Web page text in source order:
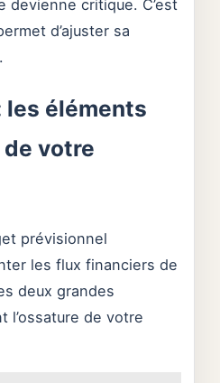
devienne critique. C’est
d’ajuster sa
éléments
votre
prévisionnel
les flux financiers de
deux grandes
l’ossature de votre